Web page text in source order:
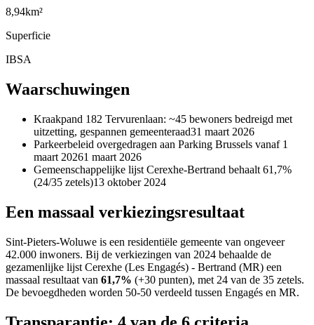
8,94km²
Superficie
IBSA
Waarschuwingen
Kraakpand 182 Tervurenlaan: ~45 bewoners bedreigd met
uitzetting, gespannen gemeenteraad31 maart 2026
Parkeerbeleid overgedragen aan Parking Brussels vanaf 1
maart 20261 maart 2026
Gemeenschappelijke lijst Cerexhe-Bertrand behaalt 61,7%
(24/35 zetels)13 oktober 2024
Een massaal verkiezingsresultaat
Sint-Pieters-Woluwe is een residentiële gemeente van ongeveer
42.000 inwoners. Bij de verkiezingen van 2024 behaalde de
gezamenlijke lijst Cerexhe (Les Engagés) - Bertrand (MR) een
massaal resultaat van 61,7% (+30 punten), met 24 van de 35 zetels.
De bevoegdheden worden 50-50 verdeeld tussen Engagés en MR.